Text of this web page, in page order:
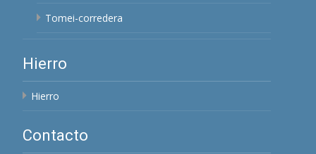
Tomei-corredera
Hierro
Hierro
Contacto